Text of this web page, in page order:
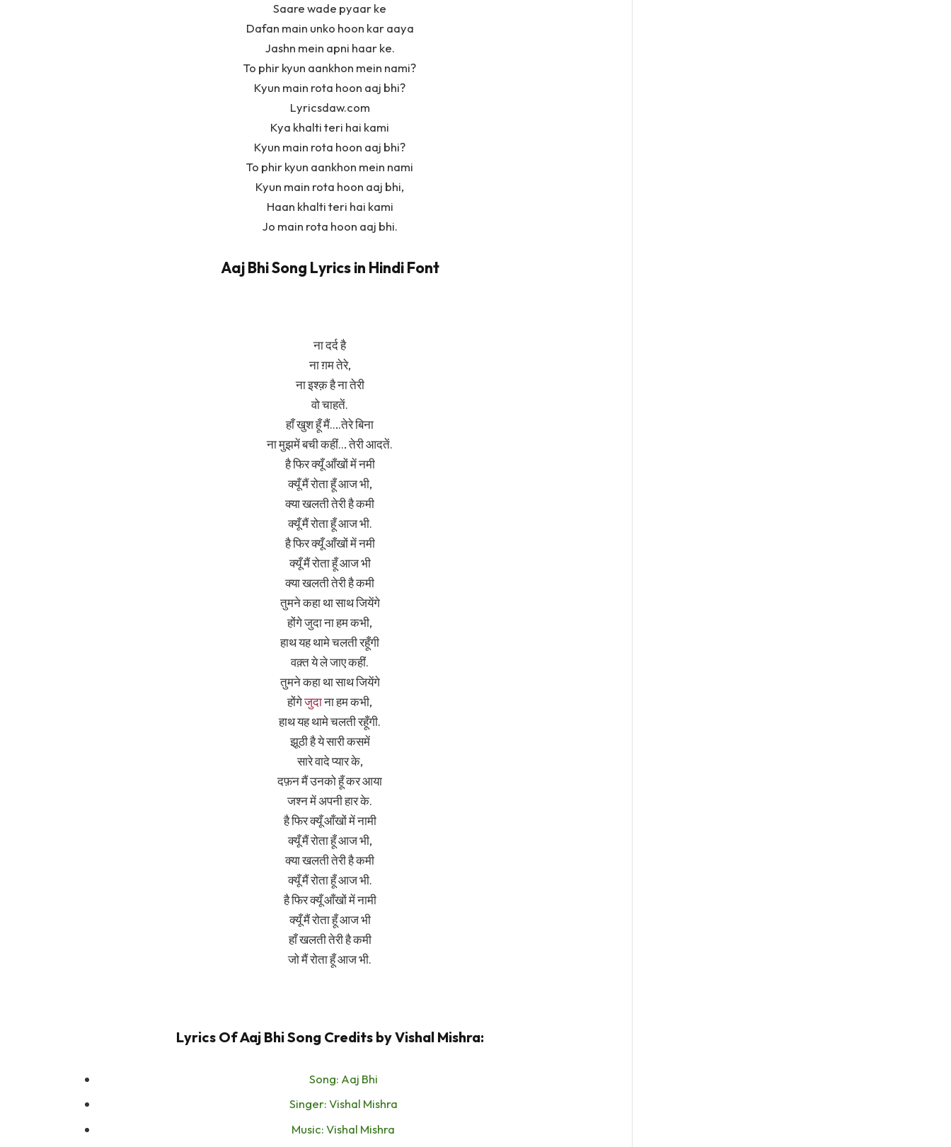
Saare wade pyaar ke
Dafan main unko hoon kar aaya
Jashn mein apni haar ke.
To phir kyun aankhon mein nami?
Kyun main rota hoon aaj bhi?
Lyricsdaw.com
Kya khalti teri hai kami
Kyun main rota hoon aaj bhi?
To phir kyun aankhon mein nami
Kyun main rota hoon aaj bhi,
Haan khalti teri hai kami
Jo main rota hoon aaj bhi.
Aaj Bhi Song Lyrics in Hindi Font
ना दर्द है
ना ग़म तेरे,
ना इश्क़ है ना तेरी
वो चाहतें.
हाँ खुश हूँ मैं….तेरे बिना
ना मुझमें बची कहीं… तेरी आदतें.
है फिर क्यूँ आँखों में नमी
क्यूँ मैं रोता हूँ आज भी,
क्या खलती तेरी है कमी
क्यूँ मैं रोता हूँ आज भी.
है फिर क्यूँ आँखों में नमी
क्यूँ मैं रोता हूँ आज भी
क्या खलती तेरी है कमी
तुमने कहा था साथ जियेंगे
होंगे जुदा ना हम कभी,
हाथ यह थामे चलती रहूँगी
वक़्त ये ले जाए कहीं.
तुमने कहा था साथ जियेंगे
होंगेजुदाना हम कभी,
हाथ यह थामे चलती रहूँगी.
झूठी है ये सारी कसमें
सारे वादे प्यार के,
दफ़न मैं उनको हूँ कर आया
जश्न में अपनी हार के.
है फिर क्यूँ आँखों में नामी
क्यूँ मैं रोता हूँ आज भी,
क्या खलती तेरी है कमी
क्यूँ मैं रोता हूँ आज भी.
है फिर क्यूँ आँखों में नामी
क्यूँ मैं रोता हूँ आज भी
हाँ खलती तेरी है कमी
जो मैं रोता हूँ आज भी.
Lyrics Of Aaj Bhi Song Credits by Vishal Mishra:
Song: Aaj Bhi
Singer: Vishal Mishra
Music: Vishal Mishra